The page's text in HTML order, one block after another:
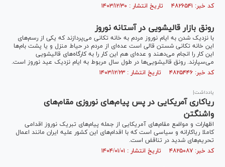
کد خبر: ۴۸۲۶۵۴۱ تاریخ انتشار : ۱۴۰۳/۱۲/۳۰
رونق بازار قالیشویی در آستانه نوروز
با نزدیک شدن به ایام نوروز مردم به خانه تکانی می‌پردازند که یکی از رسم‌های
این خانه تکانی شستن قالی است عده‌ای از مردم در حیاط منزل و یا پشت بام‌ها
این کار را انجام می‌دهند و عده‌ای هم این کار را به کارگاه‌های قالیشویی
می‌سپارند. رونق قالیشویی‌ها در طول سال مربوط به ایام نزدیک عید نوروز است.
کد خبر: ۴۸۲۵۴۴۶ تاریخ انتشار : ۱۴۰۳/۱۲/۲۳
یادداشت|
ریاکاری آمریکایی در پس پیام‌های نوروزی مقام‌های
واشنگتن
اظهارات و مواضع مقام‌های آمریکایی از جمله پیام‌های تبریک نوروز اقدامی
کاملا ریاکارانه و سیاسی است که با اقدام‌های این کشور علیه ایران مانند اعمال
تحریم‌های شدید در تناقض است.
کد خبر: ۴۸۲۵۰۸۷ تاریخ انتشار : ۱۴۰۴/۰۱/۰۱